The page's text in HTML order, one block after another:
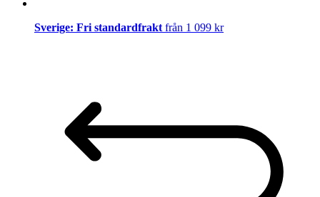
Sverige: Fri standardfrakt från 1 099 kr